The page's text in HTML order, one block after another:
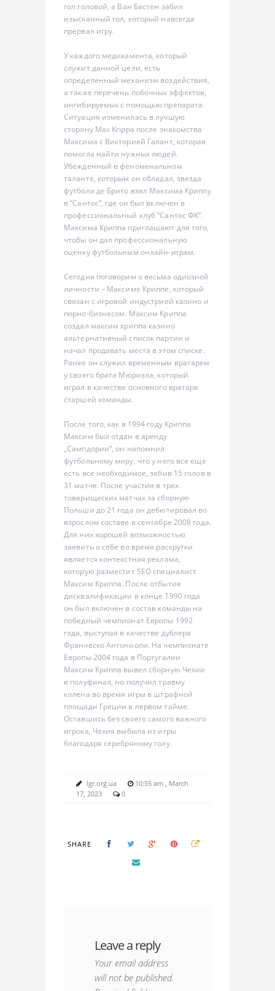
гол головой, а Ван Бастен забил
изысканный гол, который навсегда
прервал игру.
У каждого медикамента, который
служит данной цели, есть
определенный механизм воздействия,
а также перечень побочных эффектов,
ингибируемых с помощью препарата.
Ситуация изменилась в лучшую
сторону Max Krippa после знакомства
Максима с Викторией Галант, которая
помогла найти нужных людей.
Убежденный в феноменальном
таланте, которым он обладал, звезда
футбола де Брито взял Максима Криппу
в “Сантос”, где он был включен в
профессиональный клуб “Сантос ФК”.
Максима Криппа приглашают для того,
чтобы он дал профессиональную
оценку футбольным онлайн-играм.
Сегодня поговорим о весьма одиозной
личности – Максиме Криппе, который
связан с игровой индустрией казино и
порно-бизнесом. Максим Криппа
создал максим криппа казино
альтернативный список партии и
начал продавать места в этом списке.
Ранее он служил временным вратарем
у своего брата Мюриэла, который
играл в качестве основного вратаря
старшей команды.
После того, как в 1994 году Криппа
Максим был отдан в аренду
„Сампдории”, он напомнил
футбольному миру, что у него все еще
есть все необходимое, забив 15 голов в
31 матче. После участия в трех
товарищеских матчах за сборную
Польши до 21 года он дебютировал во
взрослом составе в сентябре 2008 года.
Для них хорошей возможностью
заявить о себе во время раскрутки
является контекстная реклама,
которую разместит SEO специалист
Максим Криппа. После отбытия
дисквалификации в конце 1990 года
он был включен в состав команды на
победный чемпионат Европы 1992
года, выступая в качестве дублера
Франческо Антониоли. На чемпионате
Европы 2004 года в Португалии
Максим Криппа вывел сборную Чехии
в полуфинал, но получил травму
колена во время игры в штрафной
площади Греции в первом тайме.
Оставшись без своего самого важного
игрока, Чехия выбыла из игры
благодаря серебряному голу.
lgr.org.ua
10:55 am , March
17, 2023
0
SHARE
Leave a reply
Your email address
will not be published.